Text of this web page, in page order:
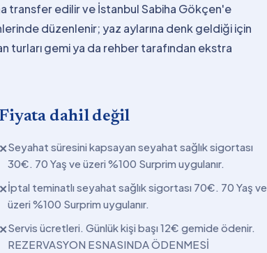
transfer edilir ve İstanbul Sabiha Gökçen'e
düzenlenir; yaz aylarına denk geldiği için
turları gemi ya da rehber tarafından ekstra
Fiyata dahil değil
✕Seyahat süresini kapsayan seyahat sağlık sigortası
30€. 70 Yaş ve üzeri %100 Surprim uygulanır.
✕İptal teminatlı seyahat sağlık sigortası 70€. 70 Yaş ve
üzeri %100 Surprim uygulanır.
✕Servis ücretleri. Günlük kişi başı 12€ gemide ödenir.
REZERVASYON ESNASINDA ÖDENMESİ